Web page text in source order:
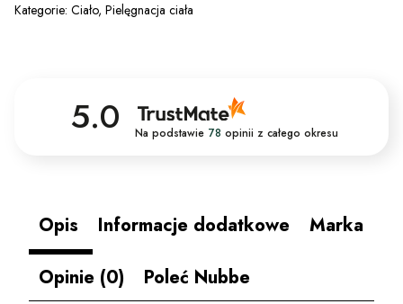
Kategorie: Ciało, Pielęgnacja ciała
5.0 Na podstawie 78 opinii z całego okresu
Opis Informacje dodatkowe
Marka
Opinie (0)
Poleć Nubbe